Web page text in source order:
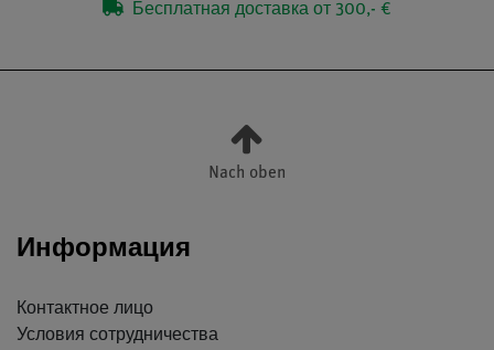
Бесплатная доставка от 300,- €
Nach oben
Информация
Контактное лицо
Условия сотрудничества